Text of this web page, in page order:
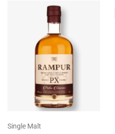
Single Malt